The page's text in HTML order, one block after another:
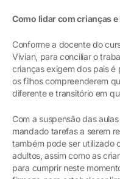
Como lidar com crianças
Conforme a docente do
Vivian, para conciliar o
crianças exigem dos pais é
os filhos compreenderem
diferente e transitório em
Com a suspensão das
mandado tarefas a serem
também pode ser utilizado
adultos, assim como as
para cumprir neste